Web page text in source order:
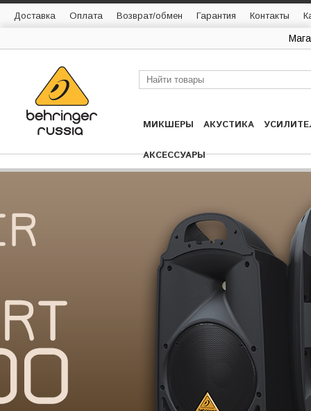
Доставка Оплата Возврат/обмен Гарантия Контакты
МИКШЕРЫ АКУСТИКА
АКСЕССУАРЫ